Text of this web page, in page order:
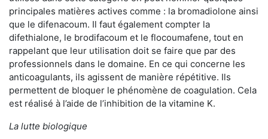
principales matières actives comme : la bromadiolone ainsi
que le difenacoum. Il faut également compter la
difethialone, le brodifacoum et le flocoumafene, tout en
rappelant que leur utilisation doit se faire que par des
professionnels dans le domaine. En ce qui concerne les
anticoagulants, ils agissent de manière répétitive. Ils
permettent de bloquer le phénomène de coagulation. Cela
est réalisé à l’aide de l’inhibition de la vitamine K.
La lutte biologique